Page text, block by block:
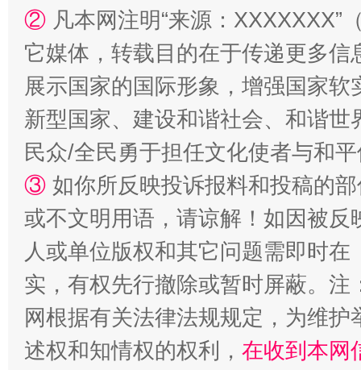
漫山遍野的桃花与雪山、麦地、白藏房 除
招工难、用工荒背后
② 凡本网注明“来源：
它媒体，转载目的在于传递更多
展示国家的国际形象，增强国家
新型国家、建设和谐社会、和谐
民众/全民勇于担任文化使者与和
③ 如你所反映投诉报料和投稿的
或不文明用语，请谅解！如因被
人或单位版权和其它问题需即时在
实，有权先行撤除或暂时屏蔽。
网根据有关法律法规规定，为维
述权和知情权的权利， 在收到本网